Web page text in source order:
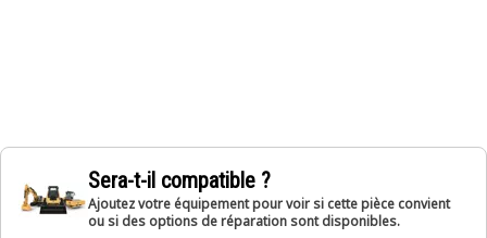
Sera-t-il compatible ?
Ajoutez votre équipement pour voir si cette pièce convient
ou si des options de réparation sont disponibles.